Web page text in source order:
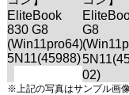
※上記の写真はサンプル画